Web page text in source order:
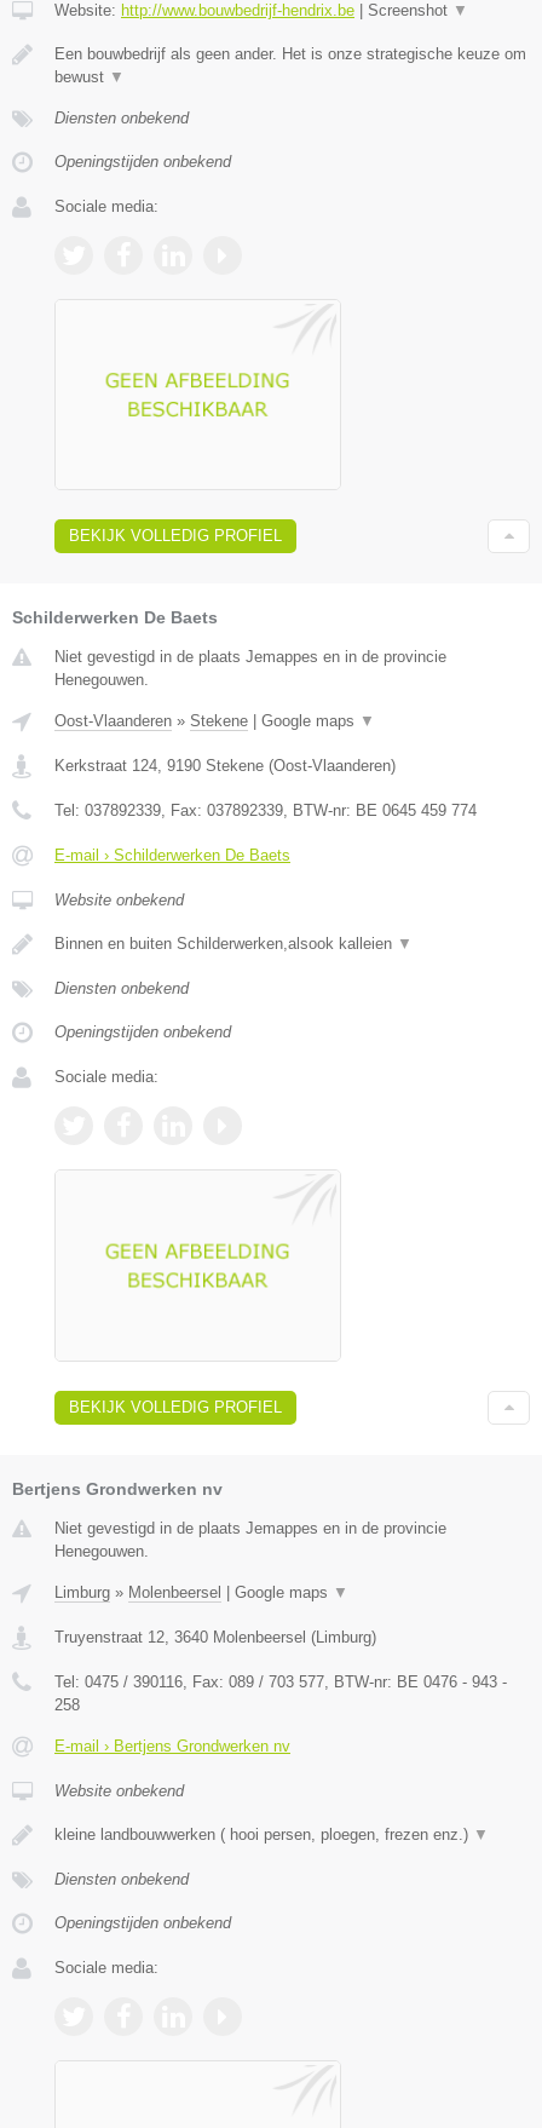
Website: http://www.bouwbedrijf-hendrix.be | Screenshot ▼
Een bouwbedrijf als geen ander. Het is onze strategische keuze om
bewust ▼
Diensten onbekend
Openingstijden onbekend
Sociale media:
BEKIJK VOLLEDIG PROFIEL
Schilderwerken De Baets
Niet gevestigd in de plaats Jemappes en in de provincie
Henegouwen.
Oost-Vlaanderen » Stekene Google maps ▼
Kerkstraat 124, 9190 Stekene (Oost-Vlaanderen)
Tel: 037892339, Fax: 037892339, BTW-nr: BE 0645 459 774
E-mail › Schilderwerken De Baets
Website onbekend
Binnen en buiten Schilderwerken,alsook kalleien ▼
Diensten onbekend
Openingstijden onbekend
Sociale media:
BEKIJK VOLLEDIG PROFIEL
Bertjens Grondwerken nv
Niet gevestigd in de plaats Jemappes en in de provincie
Henegouwen.
Limburg » Molenbeersel Google maps ▼
Truyenstraat 12 3640 Molenbeersel ( Limburg)
Tel: 0475 / 390116 , Fax: 089 / 703 577 , BTW-nr: BE 0476 - 943 -
258
E-mail › Bertjens Grondwerken nv
Website onbekend
kleine landbouwwerken ( hooi persen, ploegen, frezen enz.) ▼
Diensten onbekend
Openingstijden onbekend
Sociale media: